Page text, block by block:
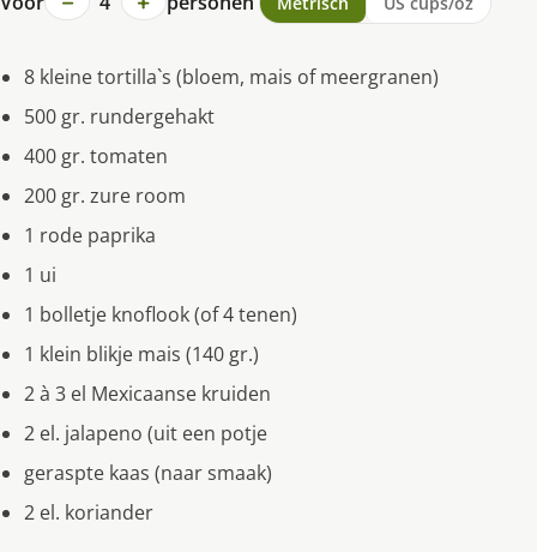
8 kleine tortilla`s (bloem, mais of meergranen)
500 gr. rundergehakt
400 gr. tomaten
200 gr. zure room
1 rode paprika
1 ui
1 bolletje knoflook (of 4 tenen)
1 klein blikje mais (140 gr.)
2 à 3 el Mexicaanse kruiden
2 el. jalapeno (uit een potje
geraspte kaas (naar smaak)
2 el. koriander